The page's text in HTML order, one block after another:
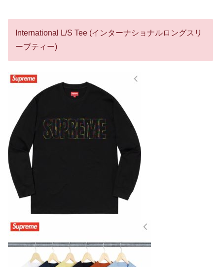
International L/S Tee (インターナショナルロングスリ
ーブティー)